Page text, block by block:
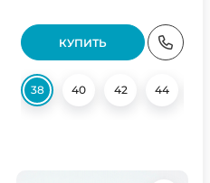
50
КУПИТЬ
38 40 42 44